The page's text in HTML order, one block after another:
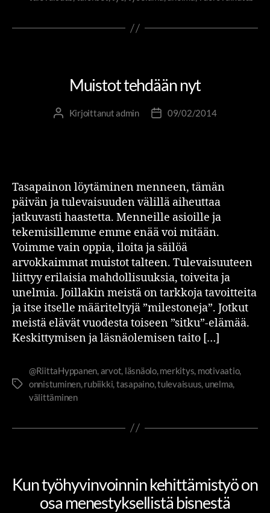
Muistot tehdään nyt
Kirjoittanutadmin 09/02/2014
Tasapainon löytäminen menneen, tämän
päivän ja tulevaisuuden välillä aiheuttaa
jatkuvasti haastetta. Menneille asioille ja
tekemisillemme emme enää voi mitään.
Voimme vain oppia, iloita ja säilöä
arvokkaimmat muistot talteen. Tulevaisuuteen
liittyy erilaisia mahdollisuuksia, toiveita ja
unelmia. Joillakin meistä on tarkkoja tavoitteita
ja itse itselle määriteltyjä ”milestoneja”. Jotkut
meistä elävät vuodesta toiseen ”sitku”-elämää.
Keskittymisen ja läsnäolemisen taito […]
@RiittaHyppanen arvot läsnäolo, merkitys motivaatio,
onnistuminen, rubiikki tasapaino,tulevaisuus unelma
välittäminen
Kun työhyvinvoinnin kehittämistyö on
osa menestyksellistä bisnestä